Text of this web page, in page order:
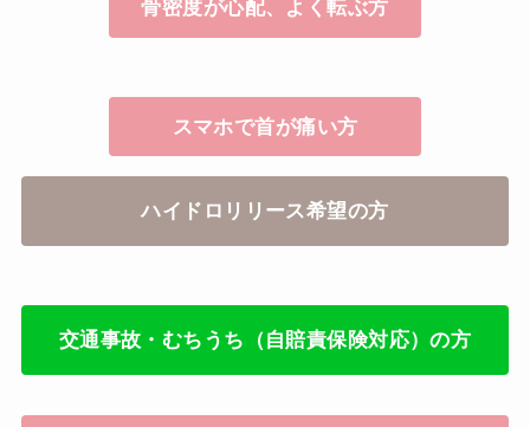
骨密度が心配、よく転ぶ方
スマホで首が痛い方
ハイドロリリース希望の方
交通事故・むちうち（自賠責保険対応）の方